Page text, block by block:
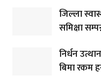
जिल्ला
समिक्षा
निर्धन
बिमा रकम